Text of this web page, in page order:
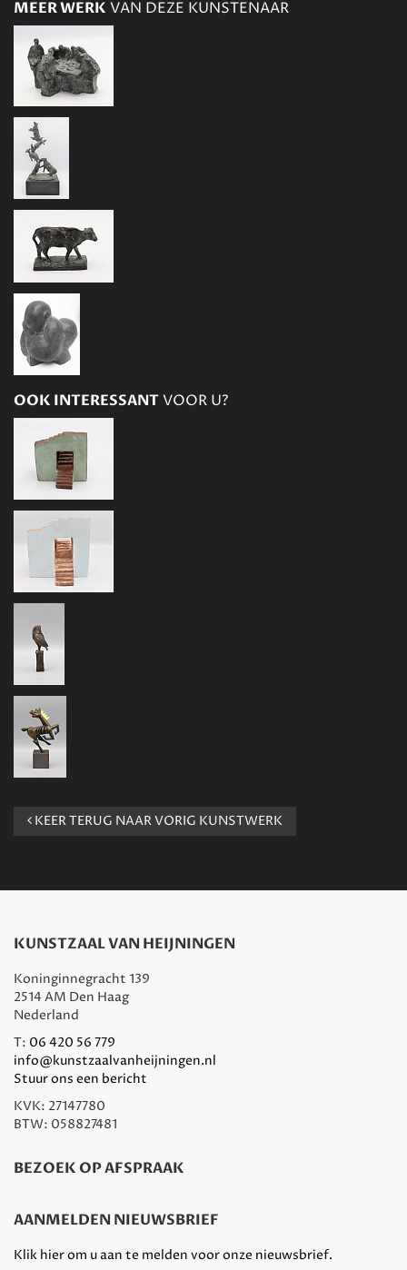
MEER WERK VAN DEZE KUNSTENAAR
OOK INTERESSANTVOOR U?
KEER TERUG NAAR VORIG KUNSTWERK
KUNSTZAAL VAN HEIJNINGEN
Koninginnegracht 139
2514 AM Den Haag
Nederland
T: 06 420 56 779
info@kunstzaalvanheijningen.nl
Stuur ons een bericht
KVK: 27147780
BTW: 058827481
BEZOEK OP AFSPRAAK
AANMELDEN NIEUWSBRIEF
Klik hier om u aan te melden voor onze nieuwsbrief.